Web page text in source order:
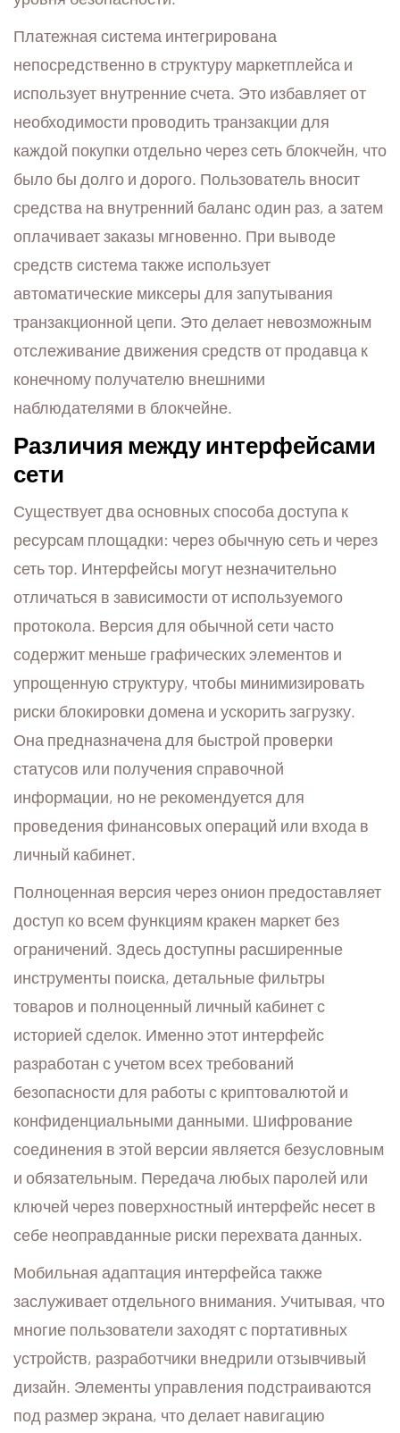
Платежная система интегрирована
непосредственно в структуру маркетплейса и
использует внутренние счета. Это избавляет от
необходимости проводить транзакции для
каждой покупки отдельно через сеть блокчейн, что
было бы долго и дорого. Пользователь вносит
средства на внутренний баланс один раз, а затем
оплачивает заказы мгновенно. При выводе
средств система также использует
автоматические миксеры для запутывания
транзакционной цепи. Это делает невозможным
отслеживание движения средств от продавца к
конечному получателю внешними
наблюдателями в блокчейне.
Различия между интерфейсами
сети
Существует два основных способа доступа к
ресурсам площадки: через обычную сеть и через
сеть тор. Интерфейсы могут незначительно
отличаться в зависимости от используемого
протокола. Версия для обычной сети часто
содержит меньше графических элементов и
упрощенную структуру, чтобы минимизировать
риски блокировки домена и ускорить загрузку.
Она предназначена для быстрой проверки
статусов или получения справочной
информации, но не рекомендуется для
проведения финансовых операций или входа в
личный кабинет.
Полноценная версия через онион предоставляет
доступ ко всем функциям кракен маркет без
ограничений. Здесь доступны расширенные
инструменты поиска, детальные фильтры
товаров и полноценный личный кабинет с
историей сделок. Именно этот интерфейс
разработан с учетом всех требований
безопасности для работы с криптовалютой и
конфиденциальными данными. Шифрование
соединения в этой версии является безусловным
и обязательным. Передача любых паролей или
ключей через поверхностный интерфейс несет в
себе неоправданные риски перехвата данных.
Мобильная адаптация интерфейса также
заслуживает отдельного внимания. Учитывая, что
многие пользователи заходят с портативных
устройств, разработчики внедрили отзывчивый
дизайн. Элементы управления подстраиваются
под размер экрана, что делает навигацию